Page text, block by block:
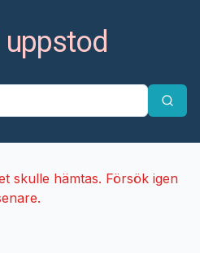
skulle hämtas. Försök igen